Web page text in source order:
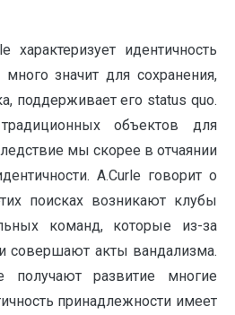
характеризует идентичность
значит для сохранения,
поддерживает его status quo.
объектов для
мы скорее в отчаянии
A.Curle говорит о
поисках возникают клубы
команд, которые из-за
совершают акты вандализма.
развитие многие
принадлежности имеет